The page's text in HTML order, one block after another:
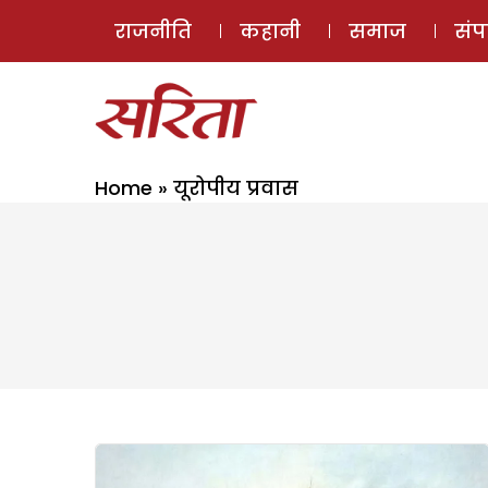
राजनीति कहानी समाज
Home » यूरोपीय प्रवास